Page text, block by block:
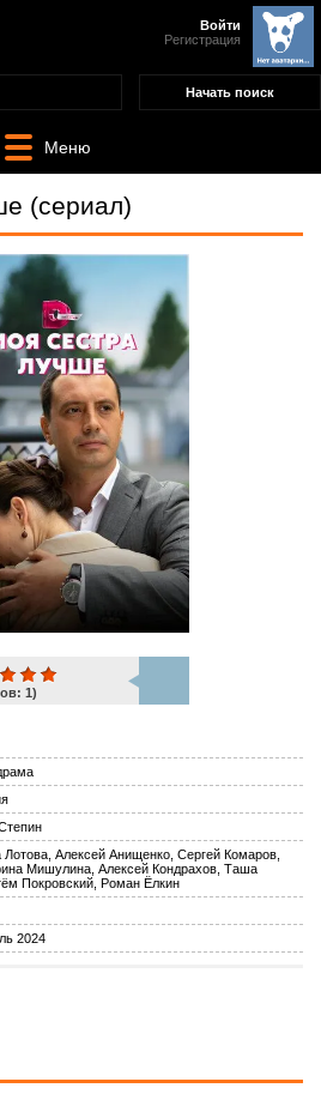
Войти
Регистрация
Меню
(сериал)
ком.
1)
Лотова, Алексей Анищенко, Сергей Комаров,
Мишулина, Алексей Кондрахов, Таша
Покровский, Роман Ёлкин
2024